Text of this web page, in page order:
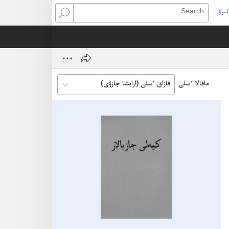
كىرۋ
(opens
Search
ماقالا ٴتىلى